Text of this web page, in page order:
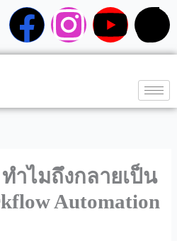
F
a
b
o
I
n
a
g
Y
o
u
b
T
i
k
o
k
ำไมถึงกลายเป็น
Automation